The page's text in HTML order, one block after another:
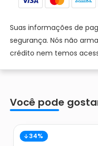
Suas informações de
segurança. Nós não
crédito nem temos
Você pode
34%